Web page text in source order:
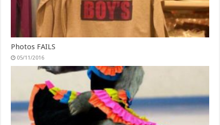
Photos FAILS
05/11/2016